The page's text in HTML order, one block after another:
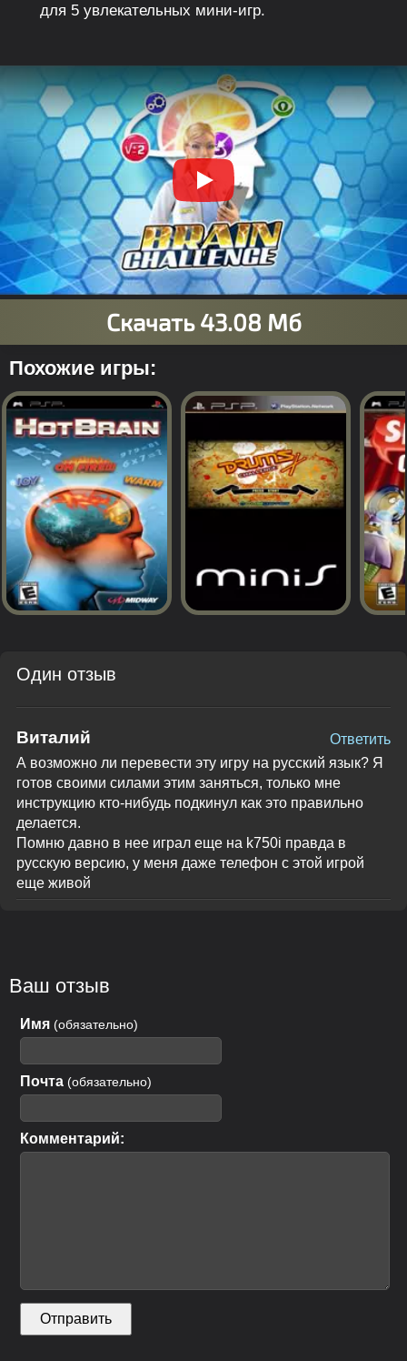
для 5 увлекательных мини-игр.
Похожие игры:
Один отзыв
Виталий
А возможно ли перевести эту игру на русский язык? Я
готов своими силами этим заняться, только мне
инструкцию кто-нибудь подкинул как это правильно
делается.
Помню давно в нее играл еще на k750i правда в
русскую версию, у меня даже телефон с этой игрой
еще живой
Ответить
Ваш отзыв
Имя (обязательно)
Почта (обязательно)
Комментарий: